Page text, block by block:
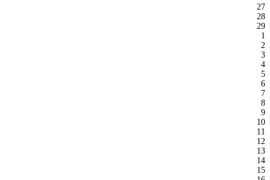
27
28
29
1
2
3
4
5
6
7
8
9
10
11
12
13
14
15